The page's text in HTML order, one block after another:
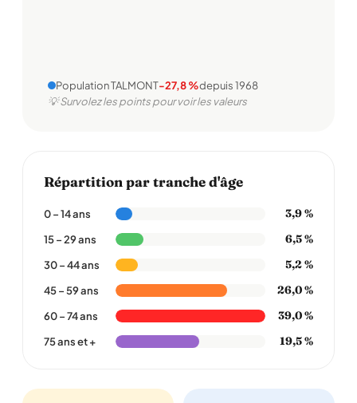
Population TALMONT-27,8 %depuis 1968
💡 Survolez les points pour voir les valeurs
Répartition par tranche d'âge
0 – 14 ans 3,9 %
15 – 29 ans 6,5 %
30 – 44 ans 5,2 %
45 – 59 ans 26,0 %
60 – 74 ans 39,0 %
75 ans et + 19,5 %